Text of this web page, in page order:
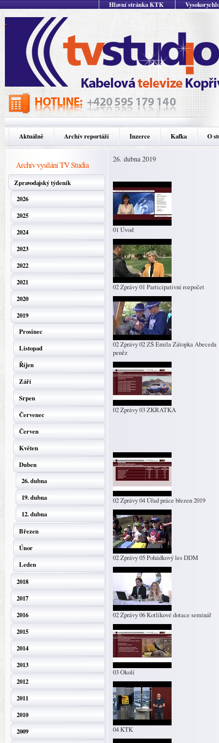
Hlavní stránka KTK
Aktuálně Archív reportáží Inzerce Kafka O
Archív vysílání TV Studia
Zpravodajský týdeník
2026
2025
2024
2023
2022
2021
2020
2019
Prosinec
Listopad
Říjen
Září
Srpen
Červenec
Červen
Květen
Duben
26. dubna
19. dubna
12. dubna
Březen
Únor
Leden
2018
2017
2016
2015
2014
2013
2012
2011
2010
2009
26. dubna 2019
01 Úvod
02 Zprávy 01 Participativní rozpočet
02 Zprávy 02 ZŠ Emila Zátopka Abeceda
peněz
02 Zprávy 03 ZKRATKA
02 Zprávy 04 Úřad práce březen 2019
02 Zprávy 05 Pohádkový les DDM
02 Zprávy 06 Kotlíkové dotace seminář
03 Okolí
04 KTK